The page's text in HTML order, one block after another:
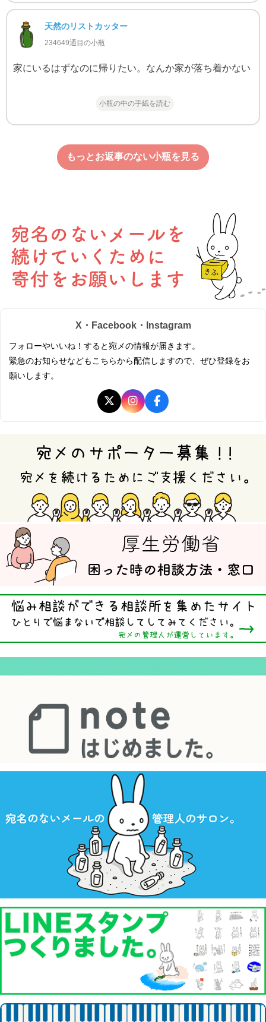
天然のリストカッター
234649通目の小瓶
家にいるはずなのに帰りたい。なんか家が落ち着かない
小瓶の中の手紙を読む
もっとお返事のない小瓶を見る
X・Facebook・Instagram
フォローやいいね！すると宛メの情報が届きます。
緊急のお知らせなどもこちらから配信しますので、ぜひ登録をお
願いします。